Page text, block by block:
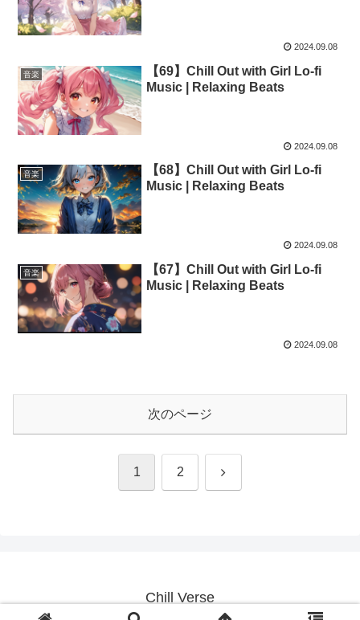
2024.09.08
音楽
【69】Chill Out with Girl Lo-fi
Music | Relaxing Beats
2024.09.08
音楽
【68】Chill Out with Girl Lo-fi
Music | Relaxing Beats
2024.09.08
音楽
【67】Chill Out with Girl Lo-fi
Music | Relaxing Beats
2024.09.08
次のページ
1 2 次
Chill Verse